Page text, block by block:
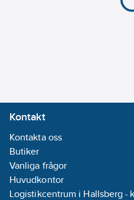
Kontakt
Kontakta oss
Butiker
Vanliga frågor
Huvudkontor
Logistikcentrum i Hallsberg -